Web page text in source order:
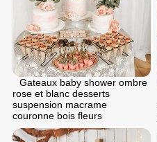
Gateaux baby shower ombre
rose et blanc desserts
suspension macrame
couronne bois fleurs